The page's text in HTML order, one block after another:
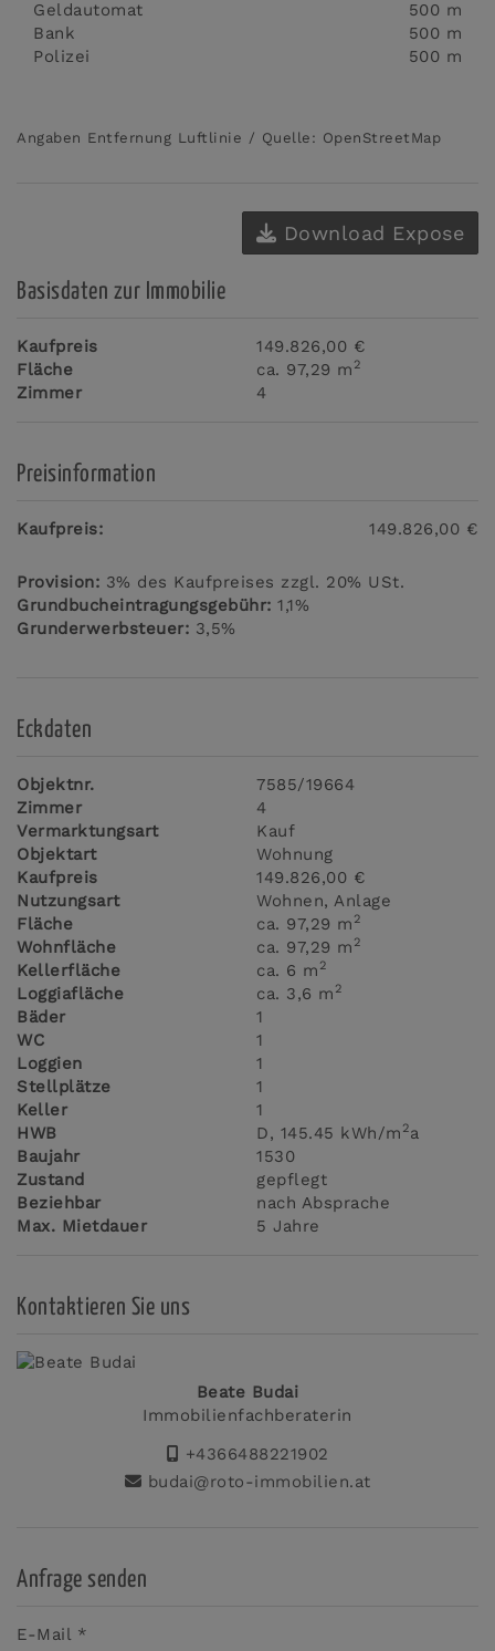
Geldautomat
500 m
Bank
500 m
Polizei
500 m
Angaben Entfernung Luftlinie / Quelle: OpenStreetMap
Download Expose
Basisdaten zur Immobilie
Kaufpreis
149.826,00 €
Fläche
ca. 97,29 m 2
Zimmer 4
Preisinformation
Kaufpreis: 149.826,00 €
Provision: 3% des Kaufpreises zzgl. 20% USt.
Grundbucheintragungsgebühr: 1,1%
Grunderwerbsteuer: 3,5%
Eckdaten
Objektnr.
7585/19664
Zimmer
4
Vermarktungsart
Kauf
Objektart
Wohnung
Kaufpreis
149.826,00 €
Nutzungsart
Wohnen
Anlage
Fläche
ca. 97,29 m 2
Wohnfläche ca. 97,29 m 2
Kellerfläche ca. 6 m 2
Loggiafläche ca. 3,6 m 2
Bäder
1
WC
1
Loggien
1
Stellplätze
1
Keller
1
HWB
D, 145.45 kWh/m 2a
Baujahr
1530
Zustand
gepflegt
Beziehbar
nach Absprache
Max. Mietdauer
5 Jahre
Kontaktieren Sie uns
Beate Budai
Immobilienfachberaterin
+4366488221902
budai@roto-immobilien.at
Anfrage senden
E-Mail